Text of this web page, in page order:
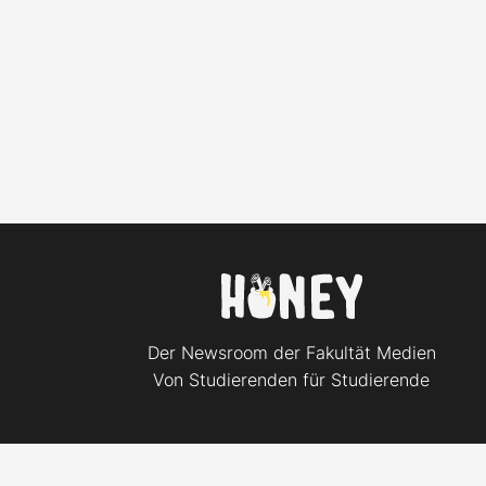
Der Newsroom der Fakultät Medien
Von Studierenden für Studierende